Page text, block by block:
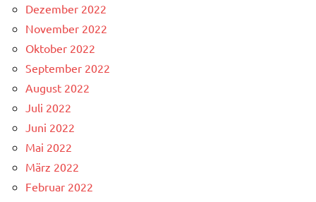
Dezember 2022
November 2022
Oktober 2022
September 2022
August 2022
Juli 2022
Juni 2022
Mai 2022
März 2022
Februar 2022